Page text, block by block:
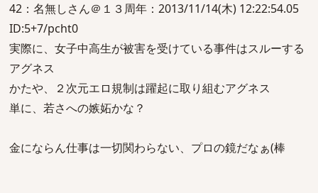
42：名無しさん＠１３周年：2013/11/14(木) 12:22:54.05
ID:5+7/pcht0
実際に、女子中高生が被害を受けている事件はスルーする
アグネス
かたや、２次元エロ規制は躍起に取り組むアグネス
単に、若さへの嫉妬かな？
金にならん仕事は一切関わらない、プロの鏡だなぁ(棒